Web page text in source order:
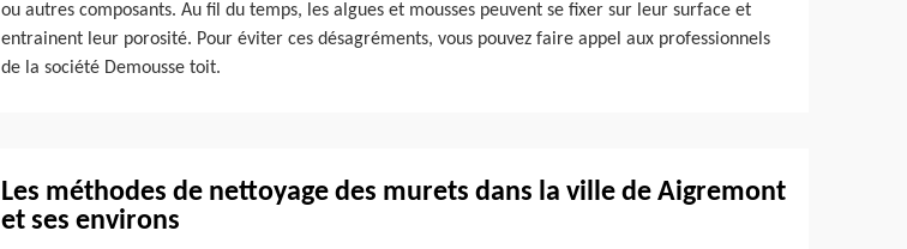
ou autres composants. Au fil du temps, les algues et mousses peuvent se fixer sur leur surface et
entrainent leur porosité. Pour éviter ces désagréments, vous pouvez faire appel aux professionnels
de la société Demousse toit.
Les méthodes de nettoyage des murets dans la ville de Aigremont
et ses environs